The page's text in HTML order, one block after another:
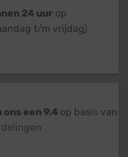
24 uur op
t/m vrijdag)
een 9,4 op basis van